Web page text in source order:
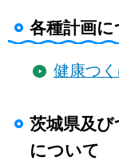
各種計画に
健康つ
茨城県及
について